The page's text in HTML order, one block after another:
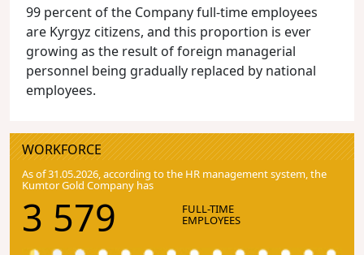
99 percent of the Company full-time employees
are Kyrgyz citizens, and this proportion is ever
growing as the result of foreign managerial
personnel being gradually replaced by national
employees.
WORKFORCE
As of 31.05.2026, according to the HR management system, the
Kumtor Gold Company has
3 579 FULL-TIME
EMPLOYEES